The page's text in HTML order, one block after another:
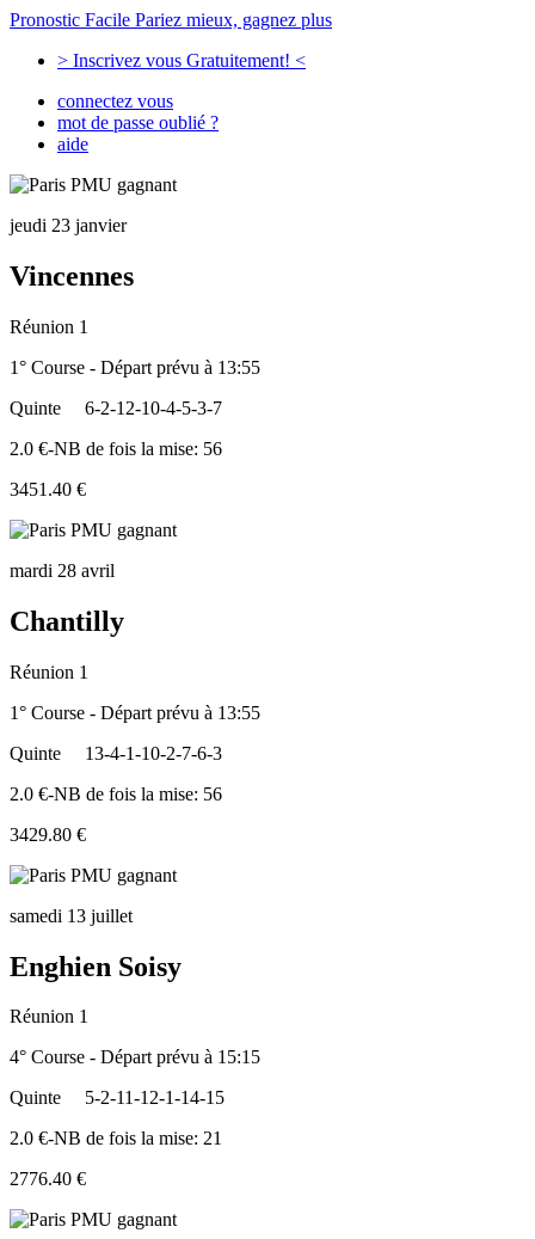
Pronostic Facile Pariez mieux, gagnez plus
> Inscrivez vous Gratuitement! <
connectez vous
mot de passe oublié ?
aide
jeudi 23 janvier
Vincennes
Réunion 1
1° Course - Départ prévu à 13:55
Quinte
6-2-12-10-4-5-3-7
2.0 €-NB de fois la mise: 56
3451.40 €
mardi 28 avril
Chantilly
Réunion 1
1° Course - Départ prévu à 13:55
Quinte
13-4-1-10-2-7-6-3
2.0 €-NB de fois la mise: 56
3429.80 €
samedi 13 juillet
Enghien Soisy
Réunion 1
4° Course - Départ prévu à 15:15
Quinte
5-2-11-12-1-14-15
2.0 €-NB de fois la mise: 21
2776.40 €